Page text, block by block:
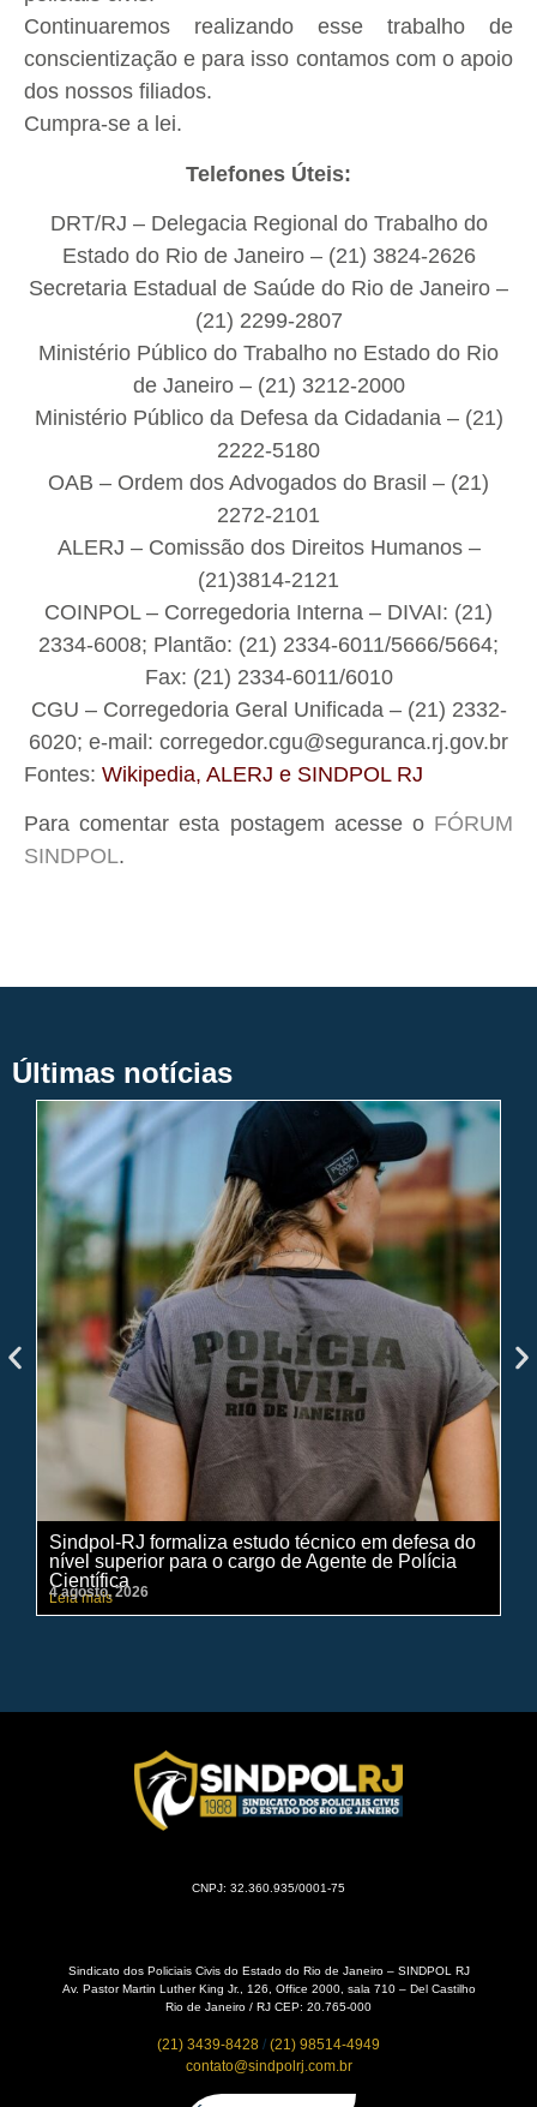
Continuaremos realizando esse trabalho de
conscientização e para isso contamos com o apoio
dos nossos filiados.
Cumpra-se a lei.
Telefones Úteis:
DRT/RJ – Delegacia Regional do Trabalho do
Estado do Rio de Janeiro – (21) 3824-2626
Secretaria Estadual de Saúde do Rio de Janeiro –
(21) 2299-2807
Ministério Público do Trabalho no Estado do Rio
de Janeiro – (21) 3212-2000
Ministério Público da Defesa da Cidadania – (21)
2222-5180
OAB – Ordem dos Advogados do Brasil – (21)
2272-2101
ALERJ – Comissão dos Direitos Humanos –
(21)3814-2121
COINPOL – Corregedoria Interna – DIVAI: (21)
2334-6008; Plantão: (21) 2334-6011/5666/5664;
Fax: (21) 2334-6011/6010
CGU – Corregedoria Geral Unificada – (21) 2332-
6020; e-mail: corregedor.cgu@seguranca.rj.gov.br
Fontes: Wikipedia, ALERJ e SINDPOL RJ
Para comentar esta postagem acesse o FÓRUM
SINDPOL.
Últimas notícias
Sindpol-RJ formaliza estudo técnico em defesa do
nível superior para o cargo de Agente de Polícia
Científica
Leia mais
4 agosto, 2026
CNPJ: 32.360.935/0001-75
Sindicato dos Policiais Civis do Estado do Rio de Janeiro – SINDPOL RJ
Av. Pastor Martin Luther King Jr., 126, Office 2000, sala 710 – Del Castilho
Rio de Janeiro / RJ CEP: 20.765-000
(21) 3439-8428 / (21) 98514-4949
contato@sindpolrj.com.br